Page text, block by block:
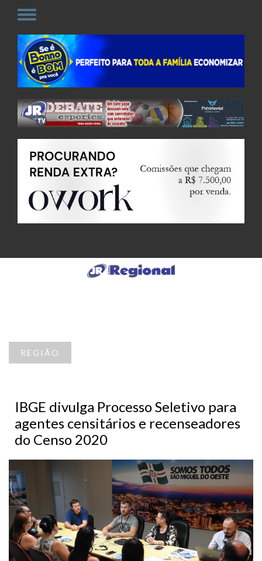
REGIÃO
IBGE divulga Processo Seletivo para
agentes censitários e recenseadores
do Censo 2020